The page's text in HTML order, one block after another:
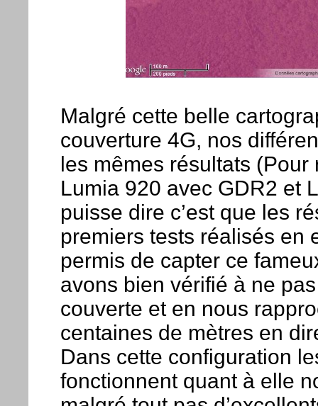
Malgré cette belle
couverture 4G, nos
les mêmes résultats
Lumia 920 avec GDR2 et
puisse dire c’est que les
premiers tests réalisés en
permis de capter ce
avons bien vérifié à ne
couverte et en nous
centaines de mètres en
Dans cette configuration
fonctionnent quant à elle